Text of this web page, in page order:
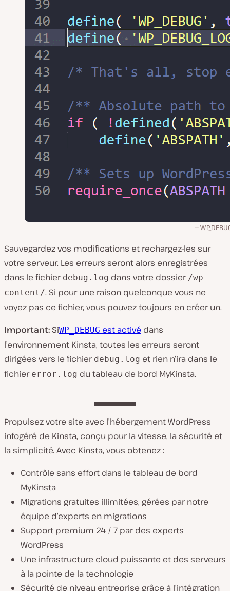
Sauvegardez vos modifications et rechargez-les sur
votre serveur. Les erreurs seront alors enregistrées
dans le fichier debug.log dans votre dossier /wp-
content/. Si pour une raison quelconque vous ne
voyez pas ce fichier, vous pouvez toujours en créer un.
Important: SiWP_DEBUG est activé dans
l’environnement Kinsta, toutes les erreurs seront
dirigées vers le fichier debug.log et rien n’ira dans le
fichier error.log du tableau de bord MyKinsta.
Propulsez votre site avec l’hébergement WordPress
infogéré de Kinsta, conçu pour la vitesse, la sécurité et
la simplicité. Avec Kinsta, vous obtenez :
Contrôle sans effort dans le tableau de bord
MyKinsta
Migrations gratuites illimitées, gérées par notre
équipe d’experts en migrations
Support premium 24 / 7 par des experts
WordPress
Une infrastructure cloud puissante et des serveurs
à la pointe de la technologie
Sécurité de niveau entreprise grâce à l’intégration